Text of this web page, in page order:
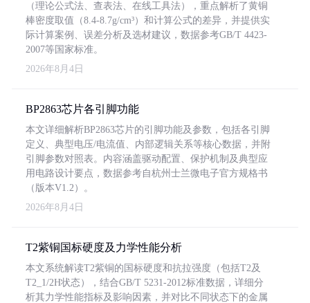
（理论公式法、查表法、在线工具法），重点解析了黄铜
棒密度取值（8.4-8.7g/cm³）和计算公式的差异，并提供实
际计算案例、误差分析及选材建议，数据参考GB/T 4423-
2007等国家标准。
2026年8月4日
BP2863芯片各引脚功能
本文详细解析BP2863芯片的引脚功能及参数，包括各引脚
定义、典型电压/电流值、内部逻辑关系等核心数据，并附
引脚参数对照表。内容涵盖驱动配置、保护机制及典型应
用电路设计要点，数据参考自杭州士兰微电子官方规格书
（版本V1.2）。
2026年8月4日
T2紫铜国标硬度及力学性能分析
本文系统解读T2紫铜的国标硬度和抗拉强度（包括T2及
T2_1/2H状态），结合GB/T 5231-2012标准数据，详细分
析其力学性能指标及影响因素，并对比不同状态下的金属